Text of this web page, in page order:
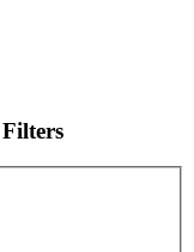
Filters